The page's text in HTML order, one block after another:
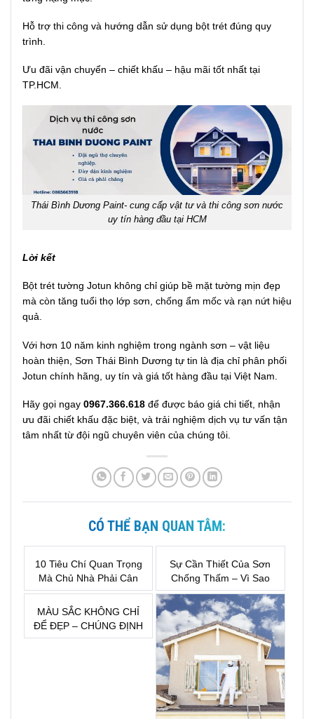
Hỗ trợ thi công và hướng dẫn sử dụng bột trét đúng quy
trình.
Ưu đãi vận chuyển – chiết khấu – hậu mãi tốt nhất tại
TP.HCM.
Thái Bình Dương Paint- cung cấp vật tư và thi công sơn nước
uy tín hàng đầu tại HCM
Lời kết
Bột trét tường Jotun không chỉ giúp bề mặt tường mịn đẹp
mà còn tăng tuổi thọ lớp sơn, chống ẩm mốc và rạn nứt hiệu
quả.
Với hơn 10 năm kinh nghiệm trong ngành sơn – vật liệu
hoàn thiện, Sơn Thái Bình Dương tự tin là địa chỉ phân phối
Jotun chính hãng, uy tín và giá tốt hàng đầu tại Việt Nam.
Hãy gọi ngay 0967.366.618 để được báo giá chi tiết, nhận
ưu đãi chiết khấu đặc biệt, và trải nghiệm dịch vụ tư vấn tận
tâm nhất từ đội ngũ chuyên viên của chúng tôi.
CÓ THỂ BẠN QUAN TÂM:
10 Tiêu Chí Quan Trọng
Mà Chủ Nhà Phải Cân
Nhắc Trước Khi Lựa
Chọn Sơn Nước
Sự Cần Thiết Của Sơn
Chống Thấm – Vì Sao
Đây Là Khoản Đầu Tư
Bắt Buộc Khi Xây Nhà?
MÀU SẮC KHÔNG CHỈ
ĐỂ ĐẸP – CHÚNG ĐỊNH
HÌNH CẢM XÚC CỦA